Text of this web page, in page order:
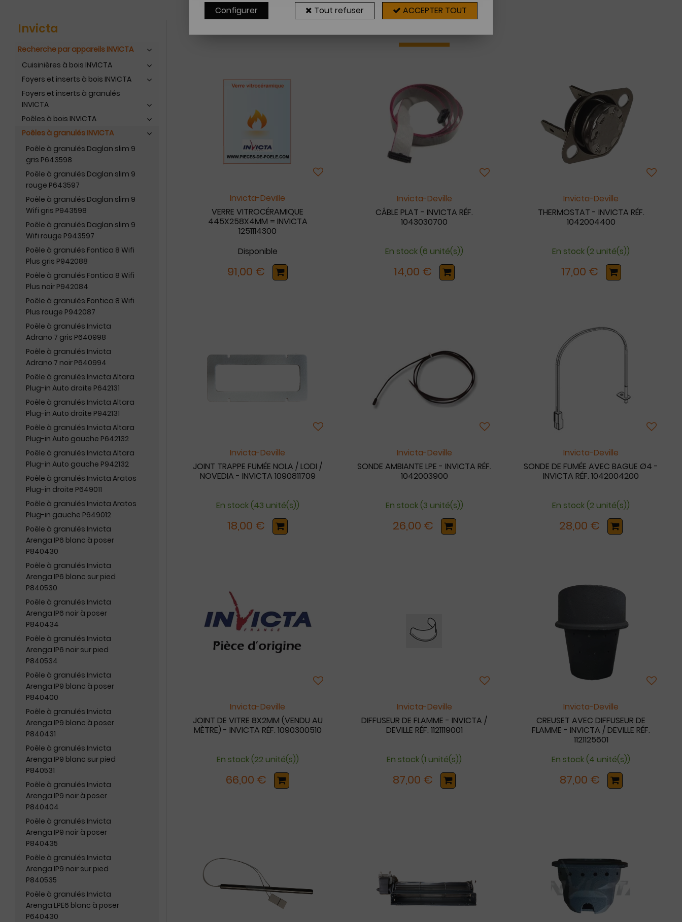
Invicta
Recherche par appareils INVICTA
Cuisinières à bois INVICTA
Foyers et inserts à bois INVICTA
Foyers et inserts à granulés
INVICTA
Poêles à bois INVICTA
Poêles à granulés INVICTA
Poêle à granulés Daglan slim 9
gris P643598
Poêle à granulés Daglan slim 9
rouge P643597
Poêle à granulés Daglan slim 9
Wifi gris P943598
Poêle à granulés Daglan slim 9
Wifi rouge P943597
Poêle à granulés Fontica 8 Wifi
Plus gris P942088
Poêle à granulés Fontica 8 Wifi
Plus noir P942084
Poêle à granulés Fontica 8 Wifi
Plus rouge P942087
Poêle à granulés Invicta
Adrano 7 gris P640998
Poêle à granulés Invicta
Adrano 7 noir P640994
Poêle à granulés Invicta Altara
Plug-in Auto droite P642131
Poêle à granulés Invicta Altara
Plug-in Auto droite P942131
Poêle à granulés Invicta Altara
Plug-in Auto gauche P642132
Poêle à granulés Invicta Altara
Plug-in Auto gauche P942132
Poêle à granulés Invicta Aratos
Plug-in droite P649011
Poêle à granulés Invicta Aratos
Plug-in gauche P649012
Poêle à granulés Invicta
Arenga IP6 blanc à poser
P840430
Poêle à granulés Invicta
Arenga IP6 blanc sur pied
P840530
Poêle à granulés Invicta
Arenga IP6 noir à poser
P840434
Poêle à granulés Invicta
Arenga IP6 noir sur pied
P840534
Poêle à granulés Invicta
Arenga IP9 blanc à poser
P840400
Poêle à granulés Invicta
Arenga IP9 blanc à poser
P840431
Poêle à granulés Invicta
Arenga IP9 blanc sur pied
P840531
Poêle à granulés Invicta
Arenga IP9 noir à poser
P840404
Poêle à granulés Invicta
Arenga IP9 noir à poser
P840435
Poêle à granulés Invicta
Arenga IP9 noir sur pied
P840535
Poêle à granulés Invicta
Arenga LPE6 blanc à poser
P640430
Invicta-Deville
VERRE VITROCÉRAMIQUE
445X258X4MM = INVICTA
1251114300
Disponible
91,00 €
Invicta-Deville
CÂBLE PLAT - INVICTA RÉF.
1043030700
En stock (6 unité(s))
14,00 €
Invicta-Deville
THERMOSTAT - INVICTA RÉF.
1042004400
En stock (2 unité(s))
17,00 €
Invicta-Deville
JOINT TRAPPE FUMÉE NOLA / LODI /
NOVEDIA - INVICTA 1090811709
En stock (43 unité(s))
18,00 €
Invicta-Deville
SONDE AMBIANTE LPE - INVICTA RÉF.
1042003900
En stock (3 unité(s))
26,00 €
Invicta-Deville
SONDE DE FUMÉE AVEC BAGUE Ø4 -
INVICTA RÉF. 1042004200
En stock (2 unité(s))
28,00 €
Invicta-Deville
JOINT DE VITRE 8X2MM (VENDU AU
MÈTRE) - INVICTA RÉF. 1090300510
En stock (22 unité(s))
66,00 €
Invicta-Deville
DIFFUSEUR DE FLAMME - INVICTA /
DEVILLE RÉF. 1121119001
En stock (1 unité(s))
87,00 €
Invicta-Deville
CREUSET AVEC DIFFUSEUR DE
FLAMME - INVICTA / DEVILLE RÉF.
1121125601
En stock (4 unité(s))
87,00 €
Configurer Tout refuser ACCEPTER TOUT